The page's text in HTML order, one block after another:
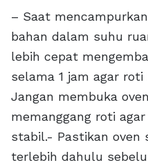
– Saat
bahan dalam suhu
lebih cepat
selama 1 jam agar
Jangan membuka
memanggang roti
stabil.- Pastikan oven
terlebih dahulu